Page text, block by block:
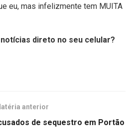
eu, mas infelizmente tem MUITA
direto no seu celular?
anterior
de sequestro em Portão